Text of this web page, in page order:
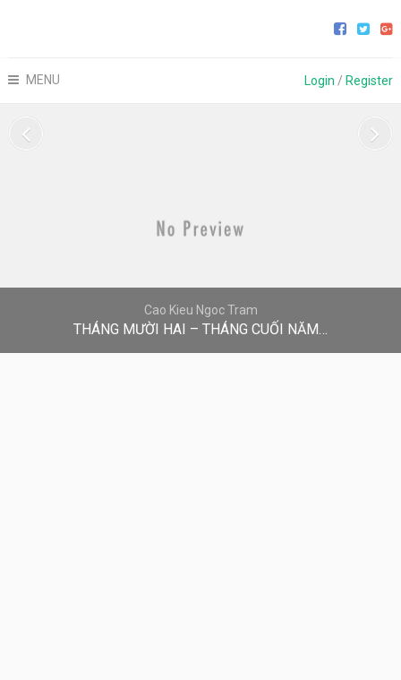
MENU Login / Register
Cao Kieu Ngoc Tram
THÁNG MƯỜI HAI – THÁNG CUỐI NĂM…